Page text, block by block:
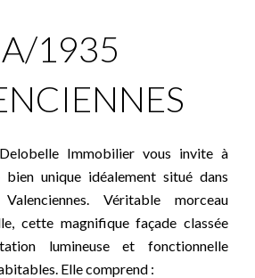
1935
Delobelle Immobilier vous invite à
unique idéalement situé dans
Véritable morceau
cette magnifique façade classée
lumineuse et fonctionnelle
Elle comprend :